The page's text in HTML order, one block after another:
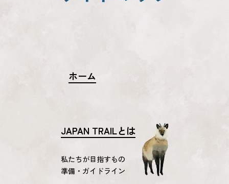
ホーム
JAPAN TRAILとは
私たちが目指すもの
準備・ガイドライン